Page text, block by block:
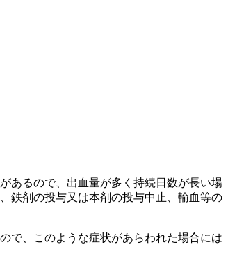
あるので、出血量が多く持続日数が長い場
鉄剤の投与又は本剤の投与中止、輸血等の
で、このような症状があらわれた場合には